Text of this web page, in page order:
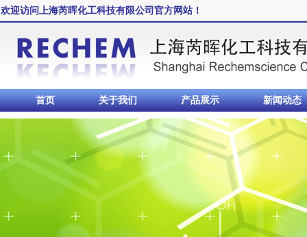
欢迎访问上海芮晖化工科技有限公司官方网站！
首页 关于我们 产品展示 新闻动态